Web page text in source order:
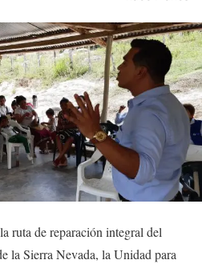
ruta de reparación integral del
la Sierra Nevada, la Unidad para